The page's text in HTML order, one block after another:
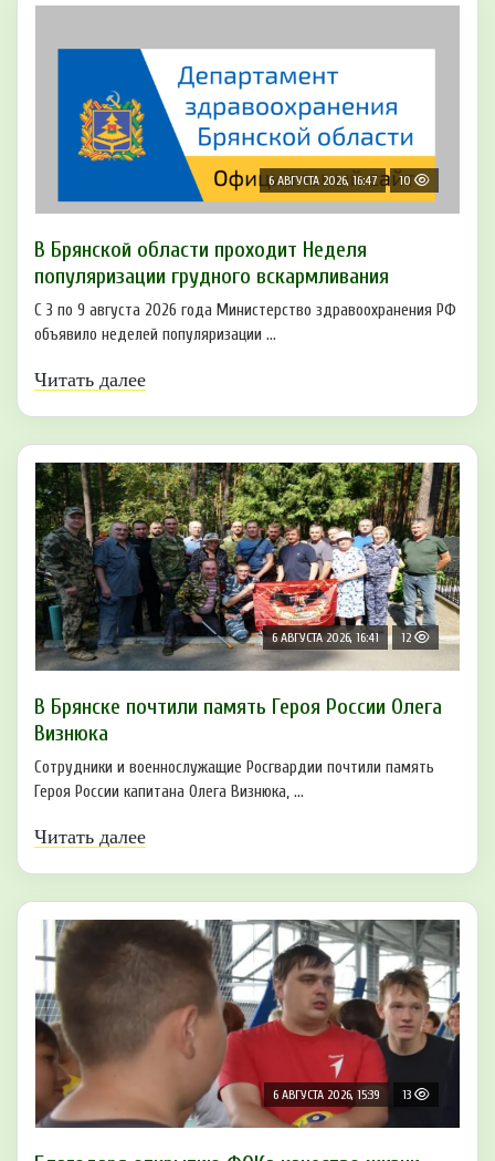
6 АВГУСТА 2026, 16:47 10
В Брянской области проходит Неделя
популяризации грудного вскармливания
С 3 по 9 августа 2026 года Министерство здравоохранения РФ
объявило неделей популяризации ...
Читать далее
6 АВГУСТА 2026, 16:41 12
В Брянске почтили память Героя России Олега
Визнюка
Сотрудники и военнослужащие Росгвардии почтили память
Героя России капитана Олега Визнюка, ...
Читать далее
6 АВГУСТА 2026, 15:39 13